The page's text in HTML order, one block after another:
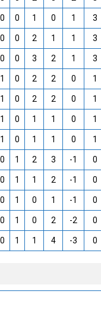
0 0 1 0 1 3
0 0 2 1 1 3
0 0 3 2 1 3
1 0 2 2 0 1
1 0 2 2 0 1
1 0 1 1 0 1
1 0 1 1 0 1
0 1 2 3 -1 0
0 1 1 2 -1 0
0 1 0 1 -1 0
0 1 0 2 -2 0
0 1 1 4 -3 0